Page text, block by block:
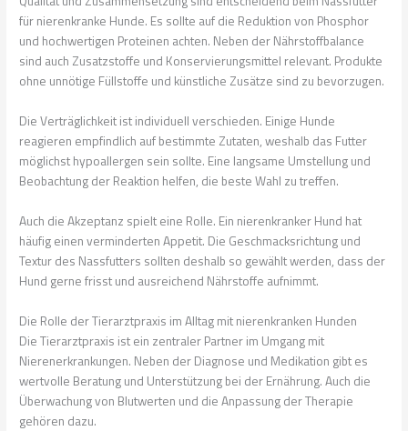
für nierenkranke Hunde. Es sollte auf die Reduktion von Phosphor
und hochwertigen Proteinen achten. Neben der Nährstoffbalance
sind auch Zusatzstoffe und Konservierungsmittel relevant. Produkte
ohne unnötige Füllstoffe und künstliche Zusätze sind zu bevorzugen.
Die Verträglichkeit ist individuell verschieden. Einige Hunde
reagieren empfindlich auf bestimmte Zutaten, weshalb das Futter
möglichst hypoallergen sein sollte. Eine langsame Umstellung und
Beobachtung der Reaktion helfen, die beste Wahl zu treffen.
Auch die Akzeptanz spielt eine Rolle. Ein nierenkranker Hund hat
häufig einen verminderten Appetit. Die Geschmacksrichtung und
Textur des Nassfutters sollten deshalb so gewählt werden, dass der
Hund gerne frisst und ausreichend Nährstoffe aufnimmt.
Die Rolle der Tierarztpraxis im Alltag mit nierenkranken Hunden
Die Tierarztpraxis ist ein zentraler Partner im Umgang mit
Nierenerkrankungen. Neben der Diagnose und Medikation gibt es
wertvolle Beratung und Unterstützung bei der Ernährung. Auch die
Überwachung von Blutwerten und die Anpassung der Therapie
gehören dazu.